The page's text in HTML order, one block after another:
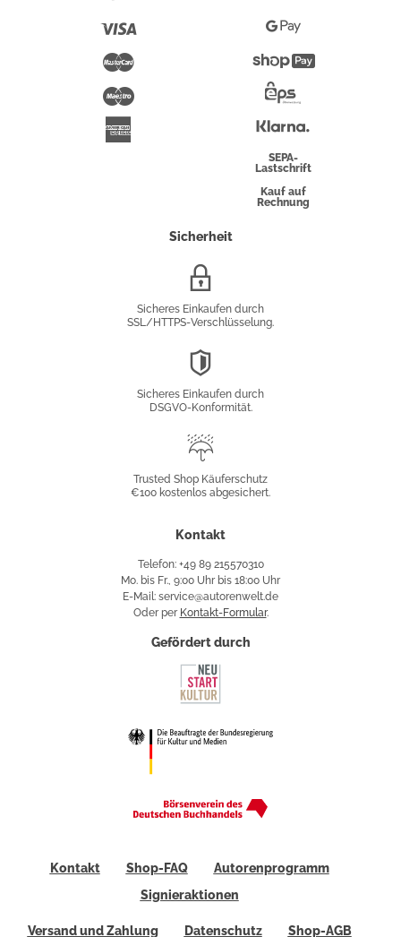
Maestro
Pay
Google
Pay
Überweisung
SEPA-
Lastschrift
Kauf auf
Rechnung
Sicherheit
Sicheres Einkaufen durch
SSL/HTTPS-Verschlüsselung.
Sicheres Einkaufen durch
DSGVO-Konformität.
Käuferschutz
Trusted Shop Käuferschutz
€100 kostenlos abgesichert.
Kontakt
Telefon: +49 89 215570310
Mo. bis Fr., 9:00 Uhr bis 18:00 Uhr
E-Mail: service@autorenwelt.de
Oder per Kontakt-Formular.
Gefördert durch
Kontakt Shop-FAQ
Autorenprogramm
Signieraktionen
Versand und Zahlung Datenschutz Shop-AGB